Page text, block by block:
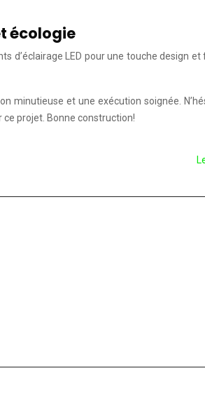
écologie
d’éclairage LED pour une touche
minutieuse et une exécution soignée.
projet. Bonne construction!